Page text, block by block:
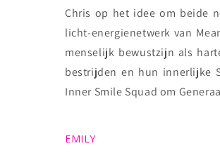
Chris op het idee om beide
licht-energienetwerk van
menselijk bewustzijn als
bestrijden en hun innerlijke
Inner Smile Squad om
EMILY